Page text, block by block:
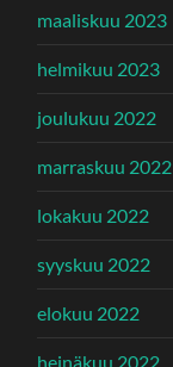
maaliskuu 2023
helmikuu 2023
joulukuu 2022
marraskuu 2022
lokakuu 2022
syyskuu 2022
elokuu 2022
heinäkuu 2022